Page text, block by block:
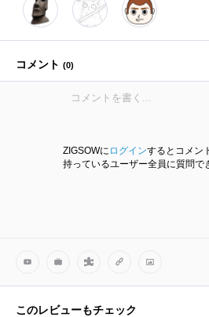
コメント (0)
ZIGSOWに ログインするとコメン
持っているユーザー全員に質問で
このレビューもチェック